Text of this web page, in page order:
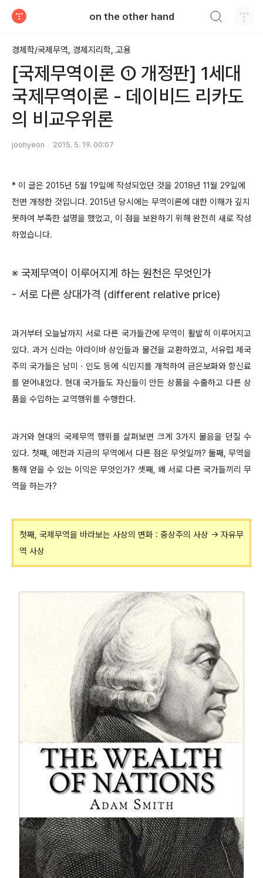
on the other hand
경제학/국제무역, 경제지리학, 고용
[국제무역이론 ① 개정판] 1세대
국제무역이론 - 데이비드 리카도
의 비교우위론
joohyeon 2015. 5. 19. 00:07
* 이 글은 2015년 5월 19일에 작성되었던 것을 2018년 11월 29일에
전면 개정한 것입니다. 2015년 당시에는 무역이론에 대한 이해가 깊지
못하여 부족한 설명을 했었고, 이 점을 보완하기 위해 완전히 새로 작성
하였습니다.
※ 국제무역이 이루어지게 하는 원천은 무엇인가
- 서로 다른 상대가격 (different relative price)
과거부터 오늘날까지 서로 다른 국가들간에 무역이 활발히 이루어지고
있다. 과거 신라는 아라이바 상인들과 물건을 교환하였고, 서유럽 제국
주의 국가들은 남미 · 인도 등에 식민지를 개척하여 금은보화와 향신료
를 얻어내었다. 현대 국가들도 자신들이 만든 상품을 수출하고 다른 상
품을 수입하는 교역행위를 수행한다.
과거와 현대의 국제무역 행위를 살펴보면 크게 3가지 물음을 던질 수
있다. 첫째, 예전과 지금의 무역에서 다른 점은 무엇일까? 둘째, 무역을
통해 얻을 수 있는 이익은 무엇인가? 셋째, 왜 서로 다른 국가들끼리 무
역을 하는가?
첫째, 국제무역을 바라보는 사상의 변화 : 중상주의 사상 → 자유무
역 사상